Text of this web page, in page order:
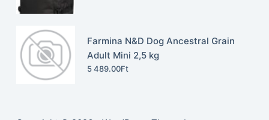
Farmina N&D Dog Ancestral Grain
Adult Mini 2,5 kg
5 489.00Ft